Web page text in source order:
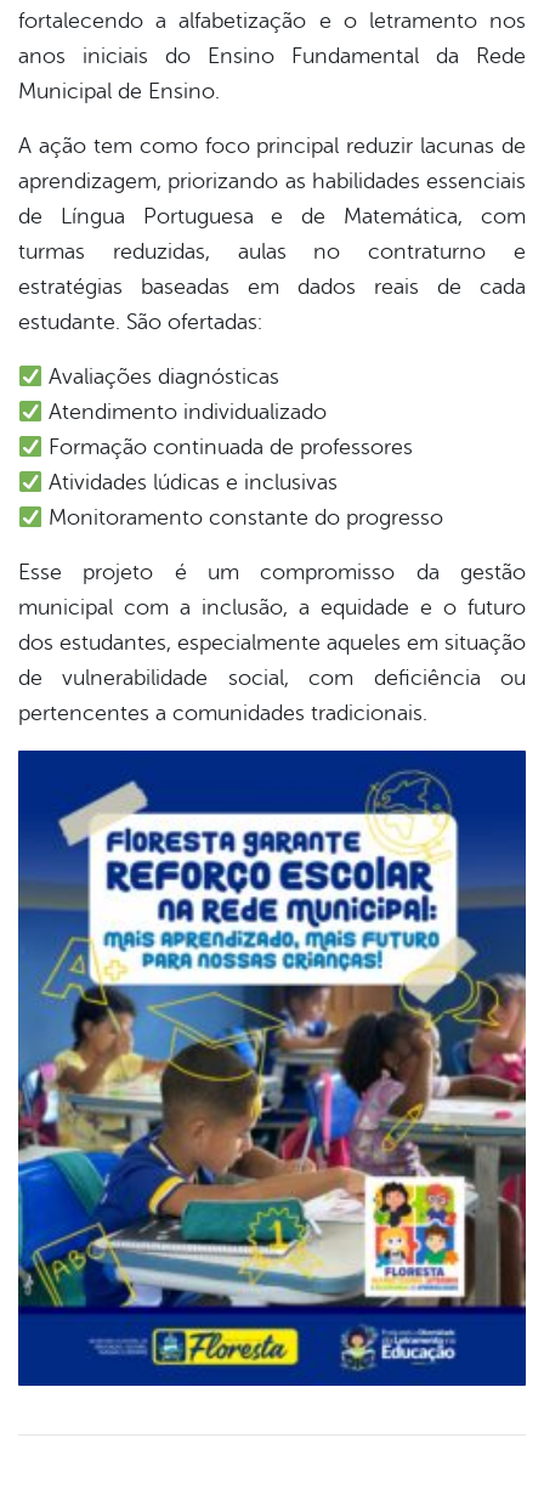
fortalecendo a alfabetização e o letramento nos
anos iniciais do Ensino Fundamental da Rede
Municipal de Ensino.
A ação tem como foco principal reduzir lacunas de
aprendizagem, priorizando as habilidades essenciais
de Língua Portuguesa e de Matemática, com
turmas reduzidas, aulas no contraturno e
estratégias baseadas em dados reais de cada
estudante. São ofertadas:
Avaliações diagnósticas
Atendimento individualizado
Formação continuada de professores
Atividades lúdicas e inclusivas
Monitoramento constante do progresso
Esse projeto é um compromisso da gestão
municipal com a inclusão, a equidade e o futuro
dos estudantes, especialmente aqueles em situação
de vulnerabilidade social, com deficiência ou
pertencentes a comunidades tradicionais.